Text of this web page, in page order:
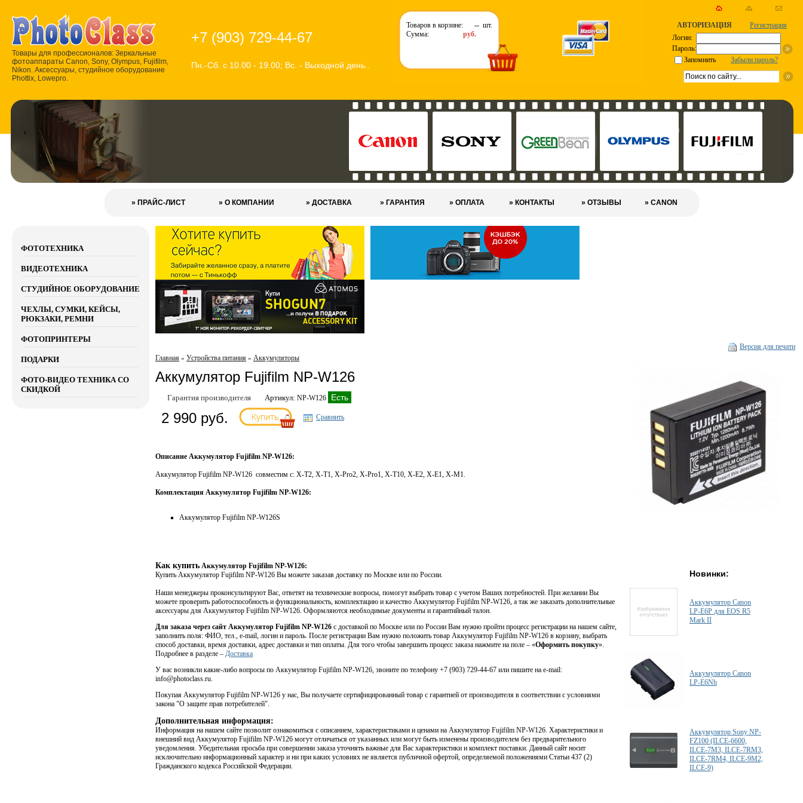
Товары для профессионалов: Зеркальные
фотоаппараты Canon, Sony, Olympus, Fujifilm,
Nikon. Аксессуары, студийное оборудование
Phottix, Lowepro.
+7 (903) 729-44-67
Пн.-Сб. с 10.00 - 19.00; Вс. - Выходной день..
Товаров в корзине: -- шт.
Сумма:
руб.
АВТОРИЗАЦИЯ
Регистрация
Логин:
Пароль:
Запомнить
Забыли пароль?
» ПРАЙС-ЛИСТ » О КОМПАНИИ » ДОСТАВКА » ГАРАНТИЯ » ОПЛАТА » КОНТАКТЫ » ОТЗЫВЫ » CANON
ФОТОТЕХНИКА
ВИДЕОТЕХНИКА
СТУДИЙНОЕ ОБОРУДОВАНИЕ
ЧЕХЛЫ, СУМКИ, КЕЙСЫ,
РЮКЗАКИ, РЕМНИ
ФОТОПРИНТЕРЫ
ПОДАРКИ
ФОТО-ВИДЕО ТЕХНИКА СО
СКИДКОЙ
Версия для печати
Главная » Устройства питания » Аккумуляторы
Аккумулятор Fujifilm NP-W126
Гарантия производителя Артикул: NP-W126 Есть
2 990 руб. Сравнить
Описание Аккумулятор Fujifilm NP-W126:
Аккумулятор Fujifilm NP-W126 совместим с: X-T2, X-T1, X-Pro2, X-Pro1, X-T10, X-E2, X-E1, X-M1.
Комплектация Аккумулятор Fujifilm NP-W126:
Аккумулятор Fujifilm NP-W126S
Как купить Аккумулятор Fujifilm NP-W126:
Купить Аккумулятор Fujifilm NP-W126 Вы можете заказав доставку по Москве или по России.
Наши менеджеры проконсультируют Вас, ответят на технические вопросы, помогут выбрать товар с учетом Ваших потребностей. При желании Вы
можете проверить работоспособность и функциональность, комплектацию и качество Аккумулятор Fujifilm NP-W126, а так же заказать дополнительные
аксессуары для Аккумулятор Fujifilm NP-W126. Оформляются необходимые документы и гарантийный талон.
Для заказа через сайт Аккумулятор Fujifilm NP-W126 с доставкой по Москве или по России Вам нужно пройти процесс регистрации на нашем сайте,
заполнить поля: ФИО, тел., e-mail, логин и пароль. После регистрации Вам нужно положить товар Аккумулятор Fujifilm NP-W126 в корзину, выбрать
способ доставки, время доставки, адрес доставки и тип оплаты. Для того чтобы завершить процесс заказа нажмите на поле – «Оформить покупку».
Подробнее в разделе – Доставка
У вас возникли какие-либо вопросы по Аккумулятор Fujifilm NP-W126, звоните по телефону +7 (903) 729-44-67 или пишите на e-mail:
info@photoclass.ru.
Покупая Аккумулятор Fujifilm NP-W126 у нас, Вы получаете сертифицированный товар с гарантией от производителя в соответствии с условиями
закона "О защите прав потребителей".
Дополнительная информация:
Информация на нашем сайте позволит ознакомиться с описанием, характеристиками и ценами на Аккумулятор Fujifilm NP-W126. Xарактеристики и
внешний вид Аккумулятор Fujifilm NP-W126 могут отличаться от указанных или могут быть изменены производителем без предварительного
уведомления. Убедительная просьба при совершении заказа уточнять важные для Вас характеристики и комплект поставки. Данный сайт носит
исключительно информационный характер и ни при каких условиях не является публичной офертой, определяемой положениями Статьи 437 (2)
Гражданского кодекса Российской Федерации.
Новинки:
Аккумулятор Canon
LP-E6P для EOS R5
Mark II
Аккумулятор Canon
LP-E6Nh
Аккумулятор Sony NP-
FZ100 (ILCE-6600,
ILCE-7M3, ILCE-7RM3,
ILCE-7RM4, ILCE-9M2,
ILCE-9)